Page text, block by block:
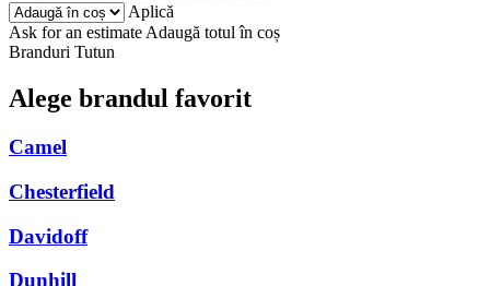
Aplică
Ask for an estimate Adaugă totul în coș
Branduri Tutun
Alege brandul favorit
Camel
Chesterfield
Davidoff
Dunhill